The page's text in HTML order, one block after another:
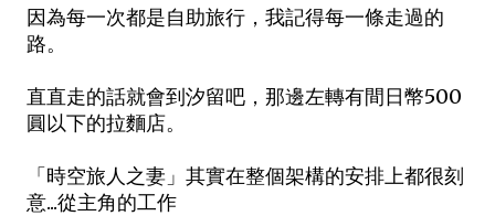
因為每一次都是自助旅行，我記得每一條走過的
路。
直直走的話就會到汐留吧，那邊左轉有間日幣500
圓以下的拉麵店。
「時空旅人之妻」其實在整個架構的安排上都很刻
意...從主角的工作